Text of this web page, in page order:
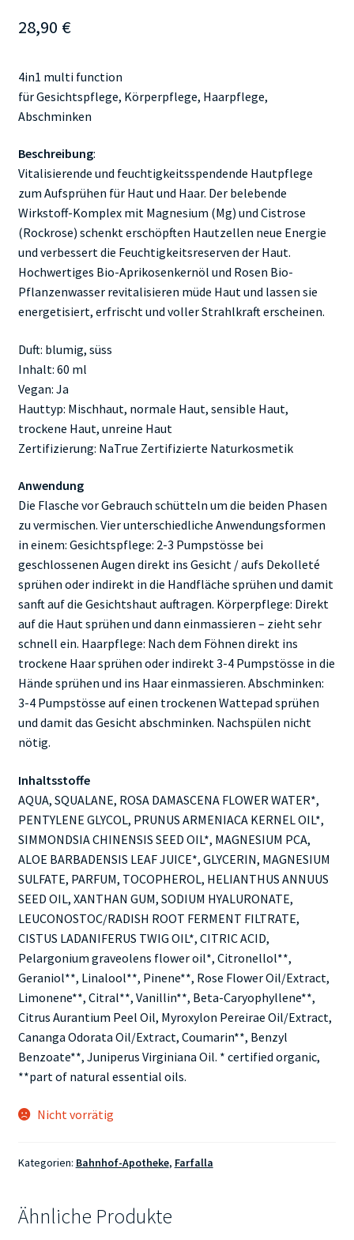
28,90 €
4in1 multi function
für Gesichtspflege, Körperpflege, Haarpflege,
Abschminken
Beschreibung:
Vitalisierende und feuchtigkeitsspendende Hautpflege
zum Aufsprühen für Haut und Haar. Der belebende
Wirkstoff-Komplex mit Magnesium (Mg) und Cistrose
(Rockrose) schenkt erschöpften Hautzellen neue Energie
und verbessert die Feuchtigkeitsreserven der Haut.
Hochwertiges Bio-Aprikosenkernöl und Rosen Bio-
Pflanzenwasser revitalisieren müde Haut und lassen sie
energetisiert, erfrischt und voller Strahlkraft erscheinen.
Duft: blumig, süss
Inhalt: 60 ml
Vegan: Ja
Hauttyp: Mischhaut, normale Haut, sensible Haut,
trockene Haut, unreine Haut
Zertifizierung: NaTrue Zertifizierte Naturkosmetik
Anwendung
Die Flasche vor Gebrauch schütteln um die beiden Phasen
zu vermischen. Vier unterschiedliche Anwendungsformen
in einem: Gesichtspflege: 2-3 Pumpstösse bei
geschlossenen Augen direkt ins Gesicht / aufs Dekolleté
sprühen oder indirekt in die Handfläche sprühen und damit
sanft auf die Gesichtshaut auftragen. Körperpflege: Direkt
auf die Haut sprühen und dann einmassieren – zieht sehr
schnell ein. Haarpflege: Nach dem Föhnen direkt ins
trockene Haar sprühen oder indirekt 3-4 Pumpstösse in die
Hände sprühen und ins Haar einmassieren. Abschminken:
3-4 Pumpstösse auf einen trockenen Wattepad sprühen
und damit das Gesicht abschminken. Nachspülen nicht
nötig.
Inhaltsstoffe
AQUA, SQUALANE, ROSA DAMASCENA FLOWER WATER*,
PENTYLENE GLYCOL, PRUNUS ARMENIACA KERNEL OIL*,
SIMMONDSIA CHINENSIS SEED OIL*, MAGNESIUM PCA,
ALOE BARBADENSIS LEAF JUICE*, GLYCERIN, MAGNESIUM
SULFATE, PARFUM, TOCOPHEROL, HELIANTHUS ANNUUS
SEED OIL, XANTHAN GUM, SODIUM HYALURONATE,
LEUCONOSTOC/RADISH ROOT FERMENT FILTRATE,
CISTUS LADANIFERUS TWIG OIL*, CITRIC ACID,
Pelargonium graveolens flower oil*, Citronellol**,
Geraniol**, Linalool**, Pinene**, Rose Flower Oil/Extract,
Limonene**, Citral**, Vanillin**, Beta-Caryophyllene**,
Citrus Aurantium Peel Oil, Myroxylon Pereirae Oil/Extract,
Cananga Odorata Oil/Extract, Coumarin**, Benzyl
Benzoate**, Juniperus Virginiana Oil. * certified organic,
**part of natural essential oils.
Nicht vorrätig
Kategorien: Bahnhof-Apotheke, Farfalla
Ähnliche Produkte